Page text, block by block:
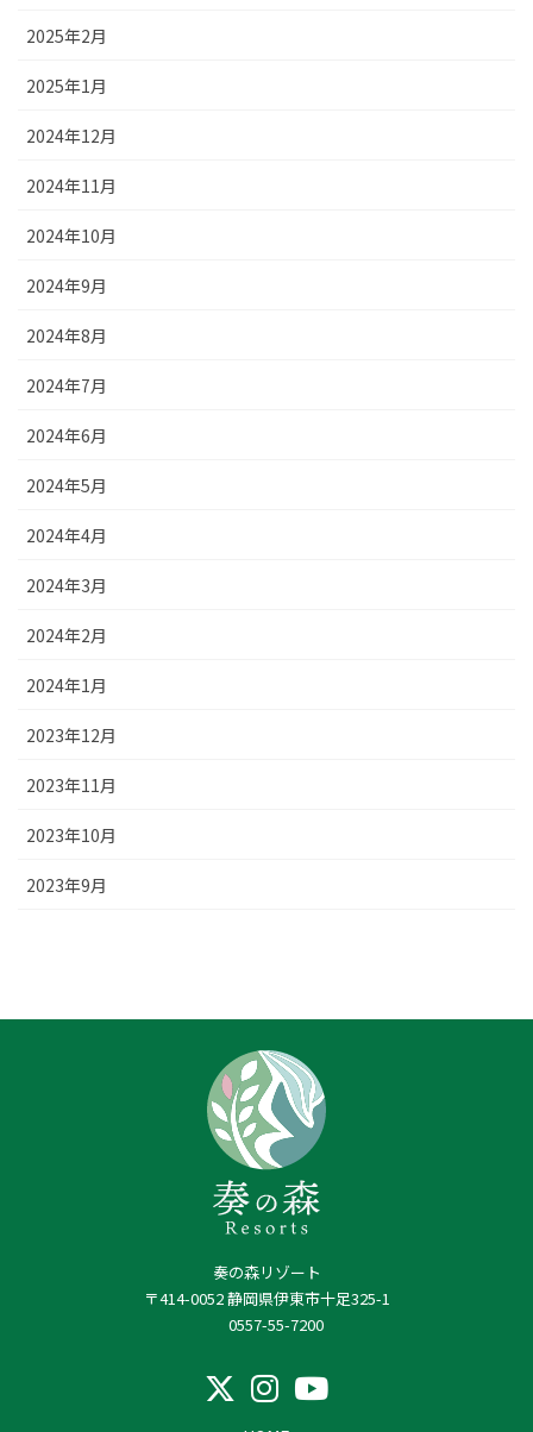
2025年2月
2025年1月
2024年12月
2024年11月
2024年10月
2024年9月
2024年8月
2024年7月
2024年6月
2024年5月
2024年4月
2024年3月
2024年2月
2024年1月
2023年12月
2023年11月
2023年10月
2023年9月
奏の森リゾート
〒414-0052 静岡県伊東市十足325-1
0557-55-7200